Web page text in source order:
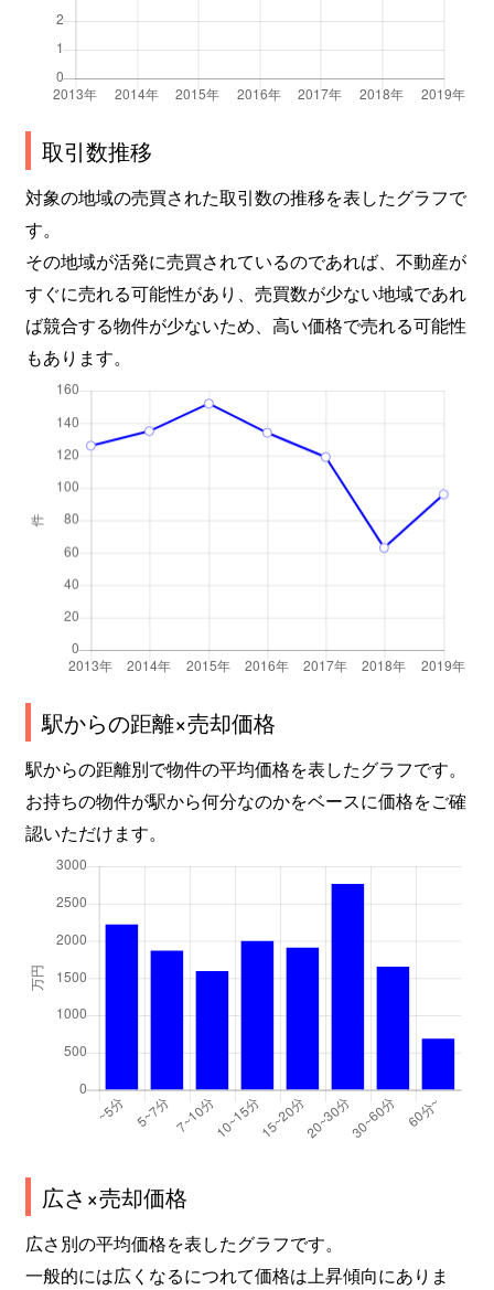
豊町
2,000万円 春日部
徒歩
豊町
2,100万円 春日部
徒歩
豊町
豊町
1,300万円 豊春
徒歩
六軒町
1,400万円 一ノ割
徒歩
六軒町
1,200万円 一ノ割 徒歩
取引数推移
対象の地域の売買された取引数の推移を表したグラフで
す。
その地域が活発に売買されているのであれば、不動産が
すぐに売れる可能性があり、売買数が少ない地域であれ
ば競合する物件が少ないため、高い価格で売れる可能性
もあります。
駅からの距離×売却価格
駅からの距離別で物件の平均価格を表したグラフです。
お持ちの物件が駅から何分なのかをベースに価格をご確
認いただけます。
広さ×売却価格
広さ別の平均価格を表したグラフです。
一般的には広くなるにつれて価格は上昇傾向にありま